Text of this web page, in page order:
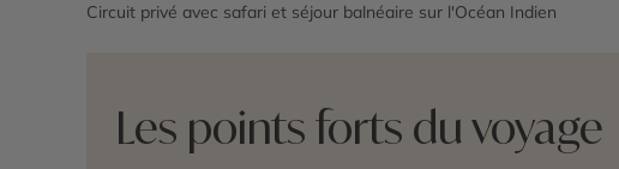
Circuit privé avec safari et séjour balnéaire sur l'Océan Indien
Les points forts du voyage